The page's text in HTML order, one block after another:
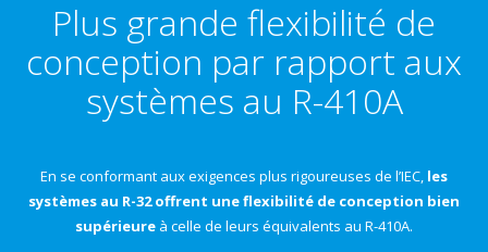
Plus grande flexibilité de
conception par rapport aux
systèmes au R-410A
En se conformant aux exigences plus rigoureuses de l’IEC, les
systèmes au R-32 offrent une flexibilité de conception bien
supérieure à celle de leurs équivalents au R-410A.